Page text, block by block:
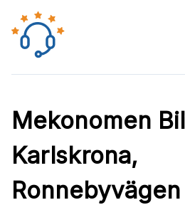
Mekonomen
Karlskrona,